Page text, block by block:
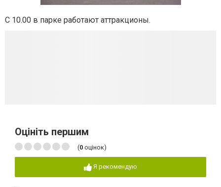
С 10.00 в парке работают аттракционы.
Оцініть першим
(0 оцінок)
Я рекомендую